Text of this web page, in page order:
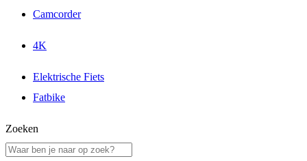
Camcorder
4K
Elektrische Fiets
Fatbike
Zoeken